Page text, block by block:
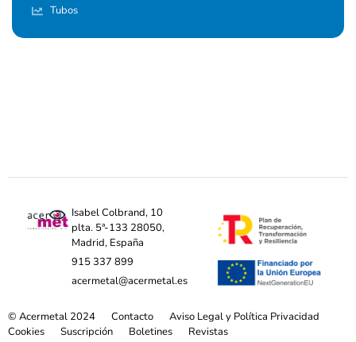
Tubos
Isabel Colbrand, 10
plta. 5ª-133 28050,
Madrid, España
915 337 899
acermetal@acermetal.es
© Acermetal 2024 Contacto
Aviso Legal y Política Privacidad
Cookies
Suscripción Boletines Revistas